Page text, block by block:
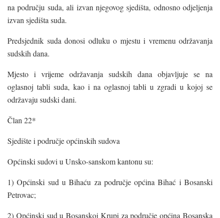
na području suda, ali izvan njegovog sjedišta, odnosno odjeljenja
izvan sjedišta suda.
Predsjednik suda donosi odluku o mjestu i vremenu održavanja
sudskih dana.
Mjesto i vrijeme održavanja sudskih dana objavljuje se na
oglasnoj tabli suda, kao i na oglasnoj tabli u zgradi u kojoj se
održavaju sudski dani.
Član 22*
Sjedište i područje općinskih sudova
Općinski sudovi u Unsko-sanskom kantonu su:
1) Općinski sud u Bihaću za područje općina Bihać i Bosanski
Petrovac;
2) Općinski sud u Bosanskoj Krupi za područje općina Bosanska